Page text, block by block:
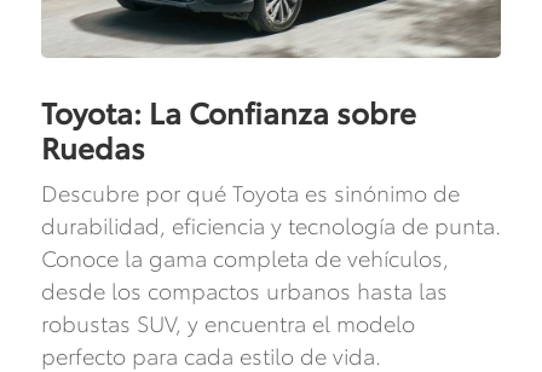
Toyota: La Confianza sobre
Ruedas
Descubre por qué Toyota es sinónimo de
durabilidad, eficiencia y tecnología de punta.
Conoce la gama completa de vehículos,
desde los compactos urbanos hasta las
robustas SUV, y encuentra el modelo
perfecto para cada estilo de vida.